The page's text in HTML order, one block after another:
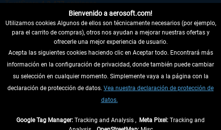
DESISTIR DEL CONTRATO
INFORMACIÓN
Bienvenido a aerosoft.com!
Utilizamos cookies Algunos de ellos son técnicamente necesarios (por ejemplo,
para el carrito de compras), otros nos ayudan a mejorar nuestras ofertas y
ofrecerle una mejor experiencia de usuario.
Acepta las siguientes cookies haciendo clic en Aceptar todo. Encontrará más
información en la configuración de privacidad, donde también puede cambiar
su selección en cualquier momento. Simplemente vaya a la página con la
declaración de protección de datos. Vea nuestra declaración de protección de
datos.
Google Tag Manager: Tracking and Analysis , Meta Pixel: Tracking and